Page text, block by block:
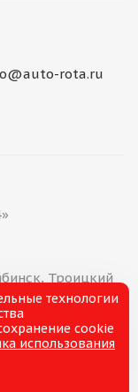
rota.ru
Троицкий
16
технологии
cookie
использования